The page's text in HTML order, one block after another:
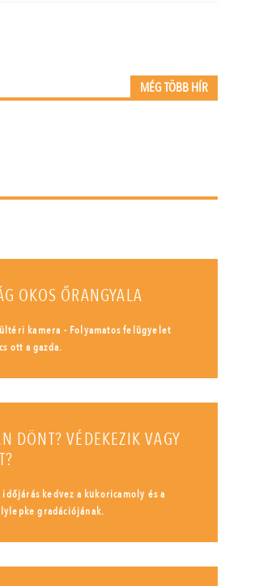
MÉG TÖBB HÍR
OKOS ŐRANGYALA
kamera - Folyamatos felügyelet
ott a gazda.
DÖNT? VÉDEKEZIK VAGY
kedvez a kukoricamoly és a
gradációjának.